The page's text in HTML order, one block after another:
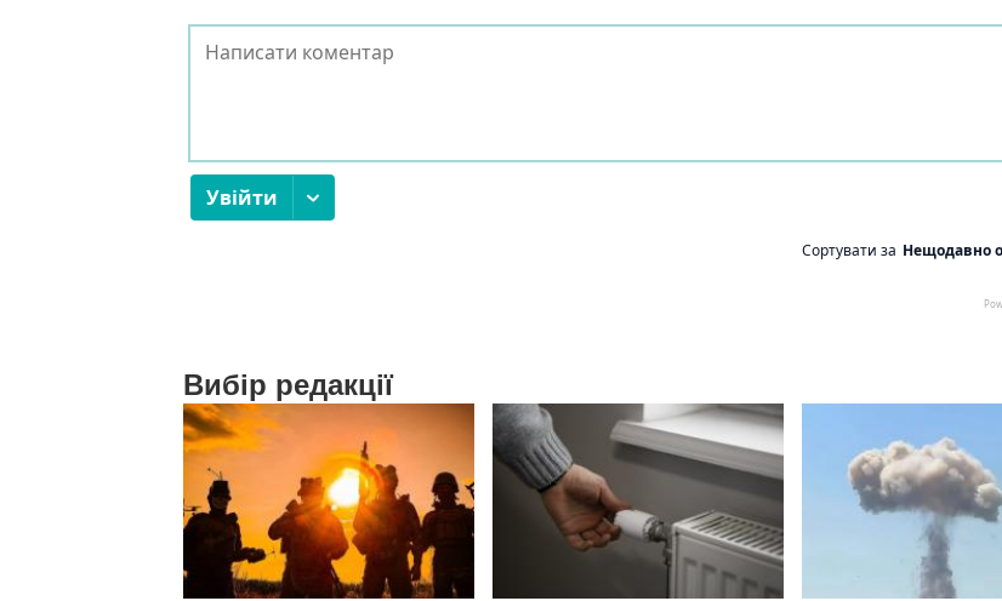
Вибір редакції